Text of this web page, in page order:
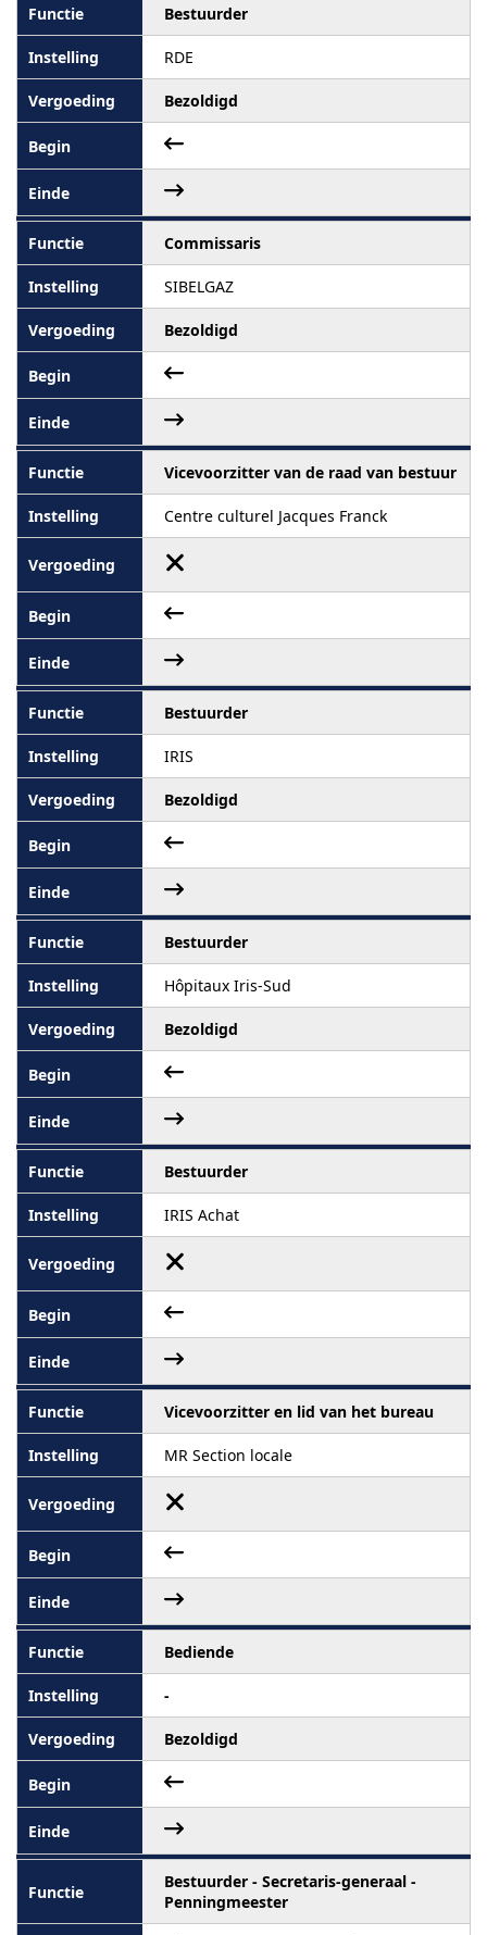
Bestuurder
RDE
Bezoldigd
Commissaris
SIBELGAZ
Bezoldigd
Vicevoorzitter van de raad van bestuur
Centre culturel Jacques Franck
Bestuurder
IRIS
Bezoldigd
Bestuurder
Hôpitaux Iris-Sud
Bezoldigd
Bestuurder
IRIS Achat
Vicevoorzitter en lid van het bureau
MR Section locale
Bediende
-
Bezoldigd
Bestuurder - Secretaris-generaal -
Penningmeester